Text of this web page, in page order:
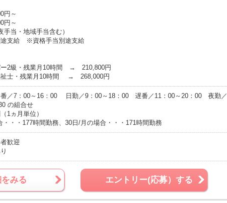
円～
円～
手当・地域手当含む）
支給 ※資格手当別途支給
ー2級・残業月10時間 → 210,800円
祉士・残業月10時間 → 268,000円
／7：00～16：00 日勤／9：00～18：00 遅番／11：00～20：00 夜勤／
の組合せ
1ヵ月単位）
・・177時間勤務、30日/月の場合・・・171時間勤務
歓迎
みる エントリー(応募）する